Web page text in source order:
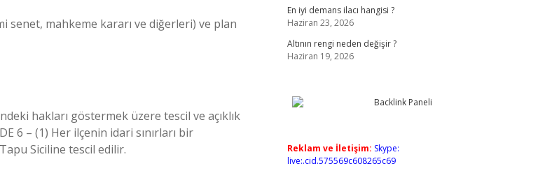
senet, mahkeme kararı ve diğerleri) ve plan
hakları göstermek üzere tescil ve açıklık
6 – (1) Her ilçenin idari sınırları bir
Siciline tescil edilir.
En iyi demans ilacı hangisi ?
Haziran 23, 2026
Altının rengi neden değişir ?
Haziran 19, 2026
Reklam ve İletişim: Skype:
live:.cid.575569c608265c69